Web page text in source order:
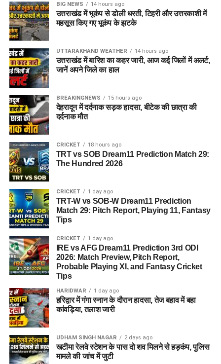
BIG NEWS 14 hours ago
उत्तराखंड में भूकंप से डोली धरती, टिहरी और उत्तरकाशी में
महसूस किए गए भूकंप के झटके
UTTARAKHAND WEATHER 14 hours ago
उत्तराखंड में बारिश का कहर जारी, आज कई जिलों में अलर्ट,
जानें अपने जिले का हाल
BREAKINGNEWS 15 hours ago
देहरादून में दर्दनाक सड़क हादसा, बीटेक की छात्रा की
दर्दनाक मौत
CRICKET 18 hours ago
TRT vs SOB Dream11 Prediction Match 29:
The Hundred 2026
CRICKET 1 day ago
TRT-W vs SOB-W Dream11 Prediction
Match 29: Pitch Report, Playing 11, Fantasy
Tips
CRICKET 1 day ago
IRE vs AFG Dream11 Prediction 3rd ODI
2026: Match Preview, Pitch Report,
Probable Playing XI, and Fantasy Cricket
Tips
HARIDWAR 1 day ago
हरिद्वार में गंगा स्नान के दौरान हादसा, तेज बहाव में बहा
कांवड़िया, तलाश जारी
UDHAM SINGH NAGAR 2 days ago
खटीमा रेलवे स्टेशन के पास दो शव मिलने से हड़कंप, पुलिस
मामले की जांच में जुटी